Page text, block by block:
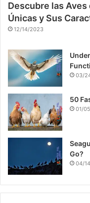
Descubre las
Únicas y Sus
12/14/2023
03/
50
01/
Go?
04/